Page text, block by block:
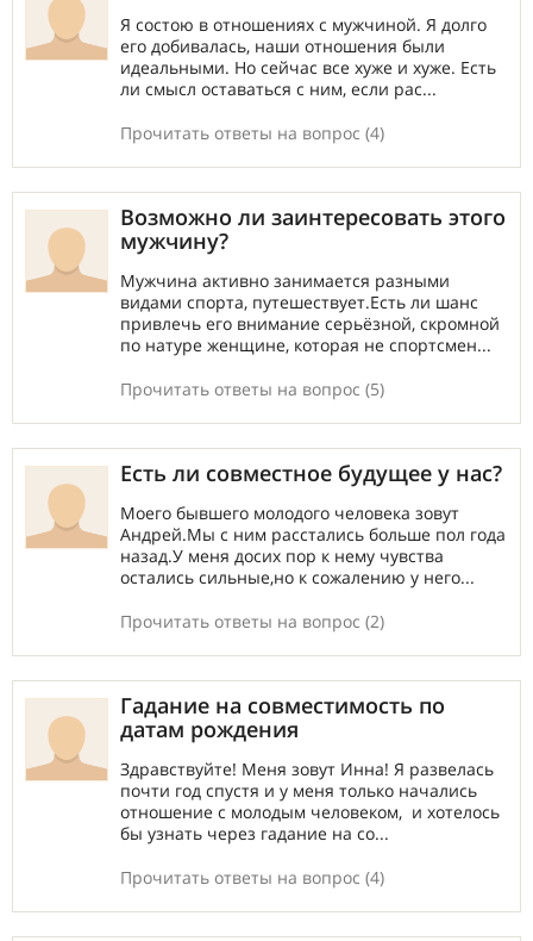
Я состою в отношениях с мужчиной. Я долго
его добивалась, наши отношения были
идеальными. Но сейчас все хуже и хуже. Есть
ли смысл оставаться с ним, если рас...
Прочитать ответы на вопрос (4)
Возможно ли заинтересовать этого
мужчину?
Мужчина активно занимается разными
видами спорта, путешествует.Есть ли шанс
привлечь его внимание серьёзной, скромной
по натуре женщине, которая не спортсмен...
Прочитать ответы на вопрос (5)
Есть ли совместное будущее у нас?
Моего бывшего молодого человека зовут
Андрей.Мы с ним расстались больше пол года
назад.У меня досих пор к нему чувства
остались сильные,но к сожалению у него...
Прочитать ответы на вопрос (2)
Гадание на совместимость по
датам рождения
Здравствуйте! Меня зовут Инна! Я развелась
почти год спустя и у меня только начались
отношение с молодым человеком, и хотелось
бы узнать через гадание на со...
Прочитать ответы на вопрос (4)